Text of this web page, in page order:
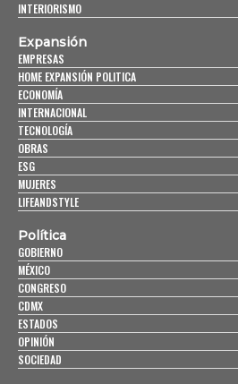
INTERIORISMO
Expansión
EMPRESAS
HOME EXPANSIÓN POLITICA
ECONOMÍA
INTERNACIONAL
TECNOLOGÍA
OBRAS
ESG
MUJERES
LIFEANDSTYLE
Política
GOBIERNO
MÉXICO
CONGRESO
CDMX
ESTADOS
OPINIÓN
SOCIEDAD